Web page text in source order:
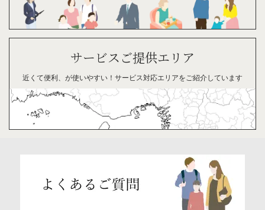
サービスご提供エリア
近くて便利、が使いやすい！ サービス対応エリアをご紹介しています